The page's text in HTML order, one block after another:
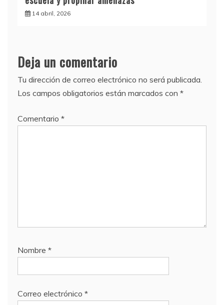
14 abril, 2026
Deja un comentario
Tu dirección de correo electrónico no será publicada.
Los campos obligatorios están marcados con *
Comentario *
Nombre *
Correo electrónico *